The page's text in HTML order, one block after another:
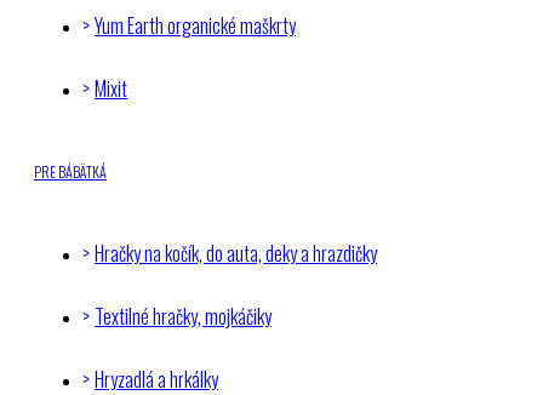
Yum Earth organické maškrty
Mixit
PRE BÁBÄTKÁ
Hračky na kočík, do auta, deky a hrazdičky
Textilné hračky, mojkáčiky
Hryzadlá a hrkálky